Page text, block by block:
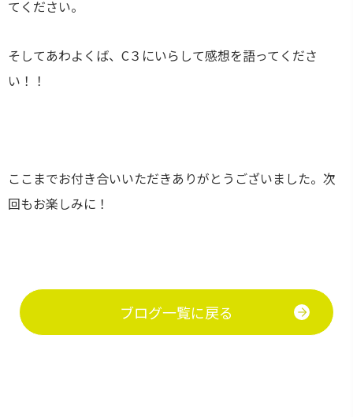
てください。
そしてあわよくば、C３にいらして感想を語ってくださ
い！！
ここまでお付き合いいただきありがとうございました。次
回もお楽しみに！
ブログ一覧に戻る